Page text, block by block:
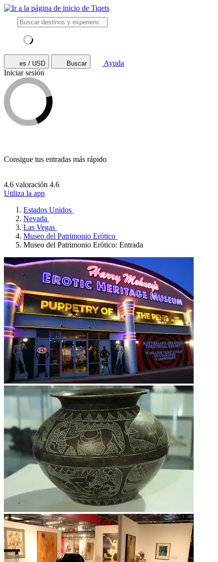
es / USD Buscar
Ayuda
Iniciar sesión
Consigue tus entradas más rápido
4.6 valoración 4.6
Utiliza la app
Estados Unidos
Nevada
Las Vegas
Museo del Patrimonio Erótico
Museo del Patrimonio Erótico: Entrada